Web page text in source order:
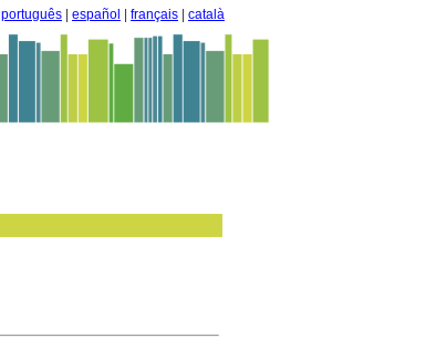
português español français català